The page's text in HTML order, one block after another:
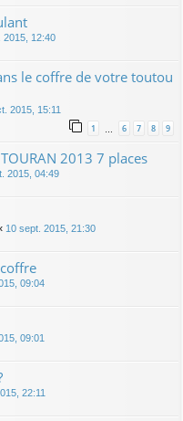
2015, 12:40
le coffre de votre toutou
2015, 15:11
1 6 7 8 9
2013 7 places
2015, 04:49
10 sept. 2015, 21:30
09:04
09:01
22:11